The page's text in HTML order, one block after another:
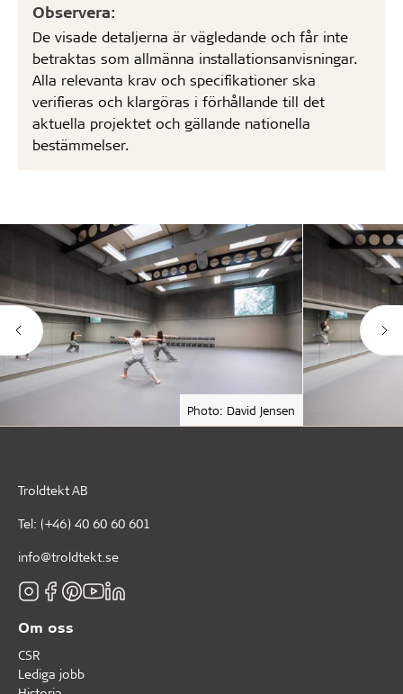
Observera:
De visade detaljerna är vägledande och får inte
betraktas som allmänna installationsanvisningar.
Alla relevanta krav och specifikationer ska
verifieras och klargöras i förhållande till det
aktuella projektet och gällande nationella
bestämmelser.
Photo: David Jensen
Troldtekt AB
Tel: (+46) 40 60 60 601
info@troldtekt.se
Om oss
CSR
Lediga jobb